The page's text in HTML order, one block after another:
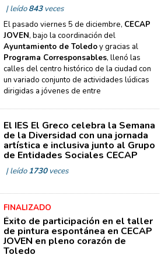
| leído843veces
El pasado viernes 5 de diciembre, CECAP
JOVEN, bajo la coordinación del
Ayuntamiento de Toledoy gracias al
Programa Corresponsables, llenó las
calles del centro histórico de la ciudad con
un variado conjunto de actividades lúdicas
dirigidas a jóvenes de entre
El IES El Greco celebra la Semana
de la Diversidad con una jornada
artística e inclusiva junto al Grupo
de Entidades Sociales CECAP
| leído1730veces
FINALIZADO
Éxito de participación en el taller
de pintura espontánea en CECAP
JOVEN en pleno corazón de
Toledo